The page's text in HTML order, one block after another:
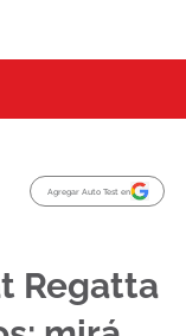
Agregar Auto Test en
Regatta